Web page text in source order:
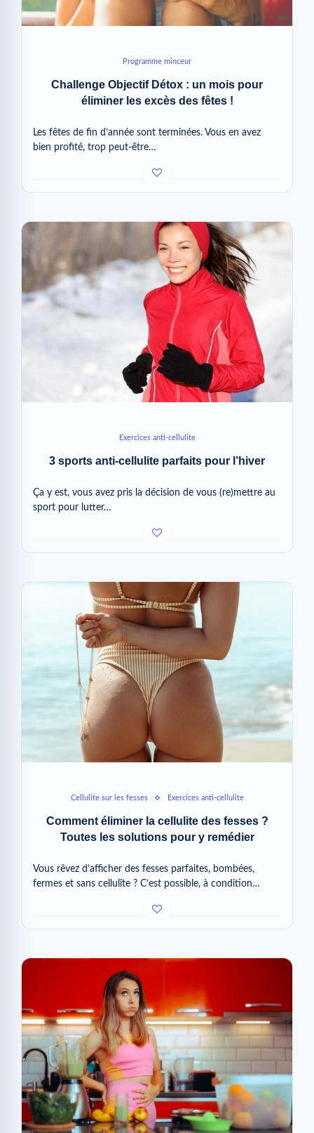
Programme minceur
Challenge Objectif Détox : un mois pour
éliminer les excès des fêtes !
Les fêtes de fin d’année sont terminées. Vous en avez
bien profité, trop peut-être…
Exercices anti-cellulite
3 sports anti-cellulite parfaits pour l’hiver
Ça y est, vous avez pris la décision de vous (re)mettre au
sport pour lutter…
Cellulite sur les fesses Exercices anti-cellulite
Comment éliminer la cellulite des fesses ?
Toutes les solutions pour y remédier
Vous rêvez d’afficher des fesses parfaites, bombées,
fermes et sans cellulite ? C’est possible, à condition…